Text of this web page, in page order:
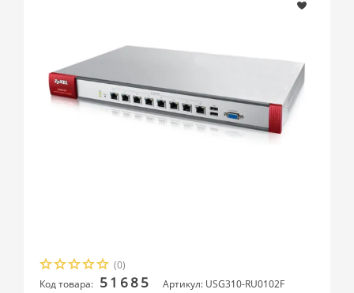
(0)
Код товара: 51685
Артикул: USG310-RU0102F